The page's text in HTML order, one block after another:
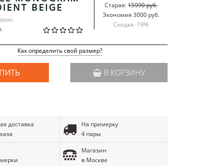
BEIGE Старая:15990 руб.
Экономия 3000 руб.
Скидка -19%
Как определить свой размер?
В КОРЗИНУ
доставка
На примерку
4 пары
Магазин
в Москве